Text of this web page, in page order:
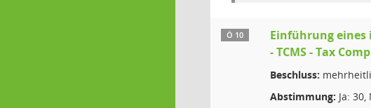
Ö 10
Einführung
- TCMS - Tax
Beschluss:
Abstimmung: Ja: